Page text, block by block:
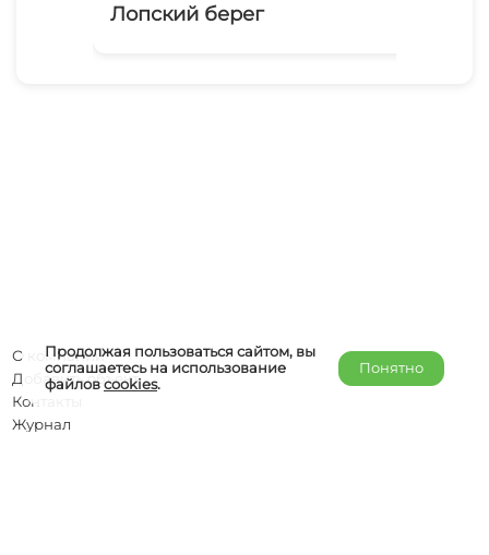
Лопский берег
Продолжая пользоваться сайтом, вы
соглашаетесь на использование
файловcookies.
Понятно
О компании
Добавить объект
Контакты
Журнал